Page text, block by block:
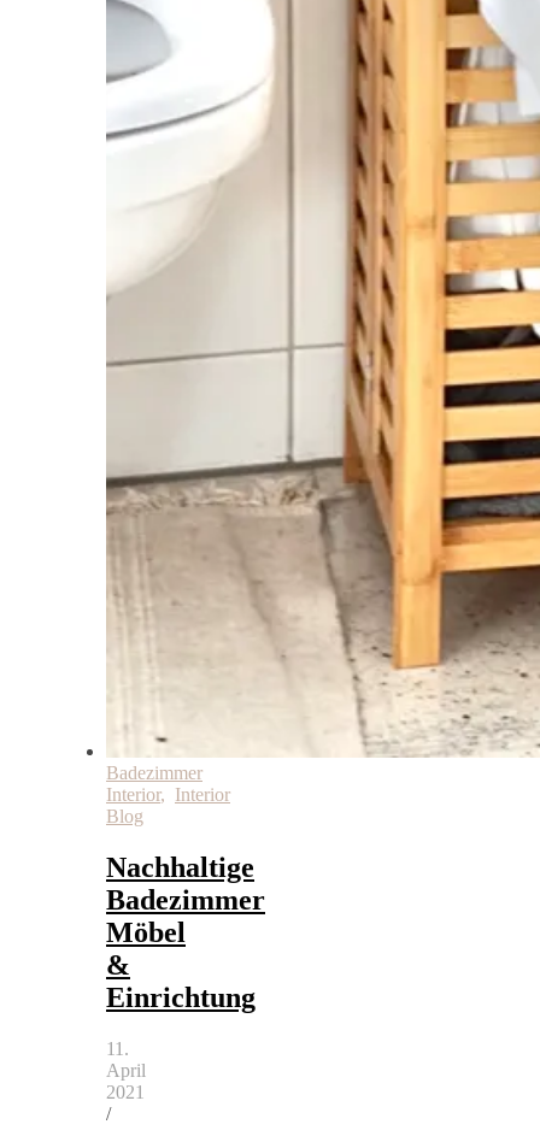
Badezimmer
Interior, Interior
Blog
Nachhaltige
Badezimmer
Möbel
&
Einrichtung
11.
April
2021
/